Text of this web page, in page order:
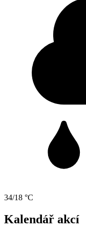
34/18 °C
Kalendář akcí